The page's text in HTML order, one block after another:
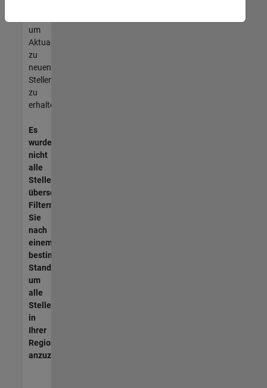
um
Aktualisierungen
zu
neuen
Stellenangeboten
zu
erhalten.
Es
wurden
nicht
alle
Stellen
übersetzt.
Filtern
Sie
nach
einem
bestimmten
Standort,
um
alle
Stellenangebote
in
Ihrer
Region
anzuzeigen.